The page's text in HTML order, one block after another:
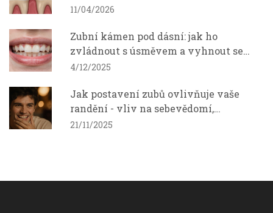
11/04/2026
Zubní kámen pod dásní: jak ho
zvládnout s úsměvem a vyhnout se
komplikacím
4/12/2025
Jak postavení zubů ovlivňuje vaše
randění - vliv na sebevědomí,
přitažlivost a vztahy
21/11/2025